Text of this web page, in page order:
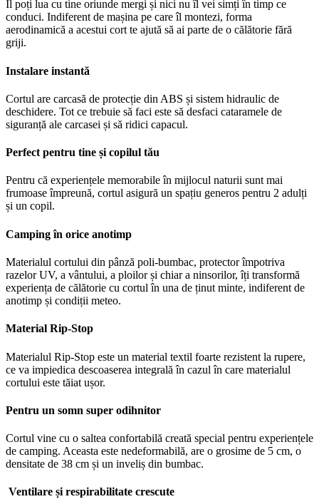
Îl poți lua cu tine oriunde mergi și nici nu îl vei simți în timp ce
conduci. Indiferent de mașina pe care îl montezi, forma
aerodinamică a acestui cort te ajută să ai parte de o călătorie fără
griji.
Instalare instantă
Cortul are carcasă de protecție din ABS și sistem hidraulic de
deschidere. Tot ce trebuie să faci este să desfaci cataramele de
siguranță ale carcasei și să ridici capacul.
Perfect pentru tine și copilul tău
Pentru că experiențele memorabile în mijlocul naturii sunt mai
frumoase împreună, cortul asigură un spațiu generos pentru 2 adulți
și un copil.
Camping în orice anotimp
Materialul cortului din pânză poli-bumbac, protector împotriva
razelor UV, a vântului, a ploilor și chiar a ninsorilor, îți transformă
experiența de călătorie cu cortul în una de ținut minte, indiferent de
anotimp și condiții meteo.
Material Rip-Stop
Materialul Rip-Stop este un material textil foarte rezistent la rupere,
ce va impiedica descoaserea integrală în cazul în care materialul
cortului este tăiat ușor.
Pentru un somn super odihnitor
Cortul vine cu o saltea confortabilă creată special pentru experiențele
de camping. Aceasta este nedeformabilă, are o grosime de 5 cm, o
densitate de 38 cm și un inveliș din bumbac.
Ventilare și respirabilitate crescute